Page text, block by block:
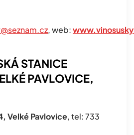
, web:
STANICE
PAVLOVICE,
Velké Pavlovice, tel: 733